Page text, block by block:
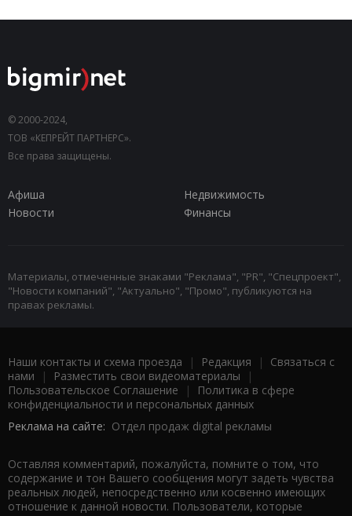
© 2000-2024,
ТОВ «КЕПРЕЙТ ПАРТНЕРС».
Все права защищены.
Афиша
Недвижимость
Новости
Финансы
Материалы, отмеченные знаками "Реклама", "PR", "Спецпроект",
"Новости компаний", "Актуально", "Промо", публикуются на
правах рекламы.
Наши контакты и схема проезда | Редакция | Связаться с
нами | Разместить свои видеоматериалы |
Пользовательское Соглашение |
Политика в сфере
конфиденциальности и персональных данных
Реклама на сайте: Отдел продаж digital рекламы
Оставляя комментарий, пожалуйста, помните о том, что
содержание и тон Вашего сообщения могут задеть чувства
реальных людей, непосредственно или косвенно имеющих
отношение к данной новости. Пользователи, которые